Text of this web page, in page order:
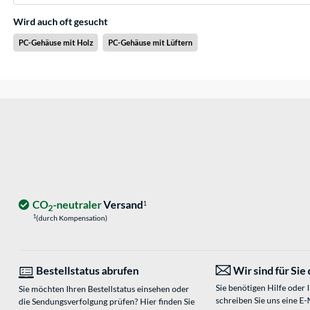
Wird auch oft gesucht
PC-Gehäuse mit Holz PC-Gehäuse mit Lüftern
CO2-neutralerVersand1
1(durch Kompensation)
Bestellstatus abrufen
Sie möchten Ihren Bestellstatus einsehen oder
die Sendungsverfolgung prüfen? Hier finden Sie
Wir sind für Sie
Sie benötigen Hilfe oder
schreiben Sie uns eine